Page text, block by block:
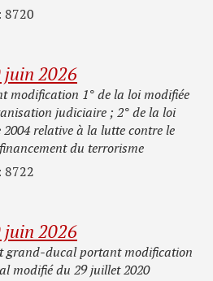
8720
juin 2026
modification 1° de la loi modifiée
judiciaire ; 2° de la loi
relative à la lutte contre le
du terrorisme
8722
juin 2026
grand-ducal portant modification
modifié du 29 juillet 2020